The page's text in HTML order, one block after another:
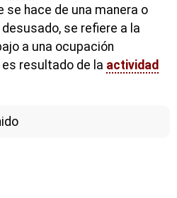
se hace de una manera o
se refiere a la
a una ocupación
resultado de la actividad